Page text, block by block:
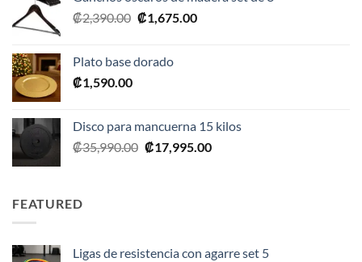
₡20,990.00.
₡2,390.00 El
era:
₡1,675.00El
Plato base dorado
₡1,590.00
Disco para mancuerna 15 kilos
₡35,990.00 El
₡17,995.00El
FEATURED
Ligas de resistencia con agarre set 5